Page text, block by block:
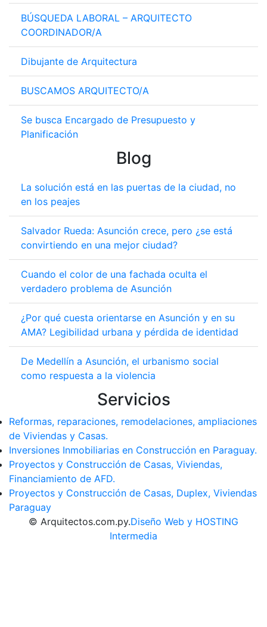
BÚSQUEDA LABORAL – ARQUITECTO
COORDINADOR/A
Dibujante de Arquitectura
BUSCAMOS ARQUITECTO/A
Se busca Encargado de Presupuesto y
Planificación
Blog
La solución está en las puertas de la ciudad, no
en los peajes
Salvador Rueda: Asunción crece, pero ¿se está
convirtiendo en una mejor ciudad?
Cuando el color de una fachada oculta el
verdadero problema de Asunción
¿Por qué cuesta orientarse en Asunción y en su
AMA? Legibilidad urbana y pérdida de identidad
De Medellín a Asunción, el urbanismo social
como respuesta a la violencia
Servicios
Reformas, reparaciones, remodelaciones, ampliaciones
de Viviendas y Casas.
Inversiones Inmobiliarias en Construcción en Paraguay.
Proyectos y Construcción de Casas, Viviendas,
Financiamiento de AFD.
Proyectos y Construcción de Casas, Duplex, Viviendas
Paraguay
© Arquitectos.com.py.Diseño Web y HOSTING
Intermedia